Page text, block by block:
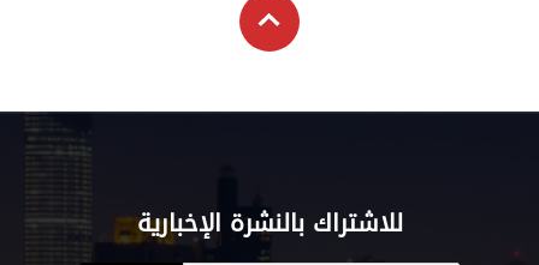
للاشتراك بالنشرة الإخبارية